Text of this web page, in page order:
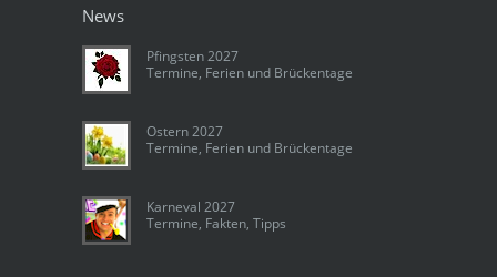
News
Pfingsten 2027
Termine, Ferien und Brückentage
Ostern 2027
Termine, Ferien und Brückentage
Karneval 2027
Termine, Fakten, Tipps